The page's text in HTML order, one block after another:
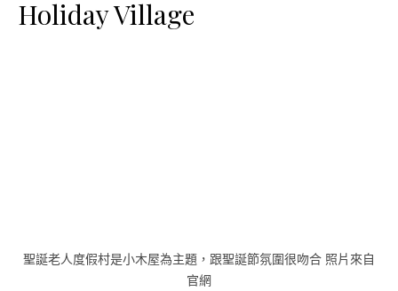
Holiday Village
聖誕老人度假村是小木屋為主題，跟聖誕節氛圍很吻合 照片來自
官網